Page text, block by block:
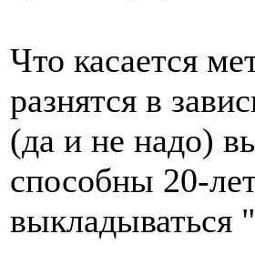
Что касается
разнятся в
(да и не надо)
способны 20-
выкладываться